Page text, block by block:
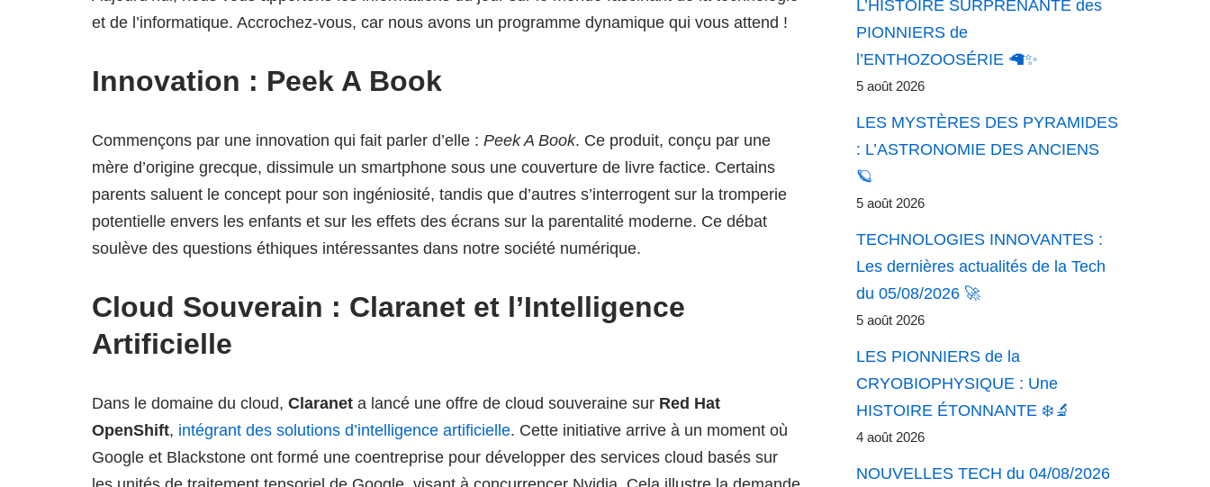
et de l’informatique. Accrochez-vous, car nous avons un programme dynamique qui vous attend !
Innovation : Peek A Book
Commençons par une innovation qui fait parler d’elle : Peek A Book. Ce produit, conçu par une
mère d’origine grecque, dissimule un smartphone sous une couverture de livre factice. Certains
parents saluent le concept pour son ingéniosité, tandis que d’autres s’interrogent sur la tromperie
potentielle envers les enfants et sur les effets des écrans sur la parentalité moderne. Ce débat
soulève des questions éthiques intéressantes dans notre société numérique.
Cloud Souverain : Claranet et l’Intelligence
Artificielle
Dans le domaine du cloud, Claranet a lancé une offre de cloud souveraine sur Red Hat
OpenShift, intégrant des solutions d’intelligence artificielle. Cette initiative arrive à un moment où
Google et Blackstone ont formé une coentreprise pour développer des services cloud basés sur
L’HISTOIRE SURPRENANTE des
PIONNIERS de
l’ENTHOZOOSÉRIE 🦙✨
5 août 2026
LES MYSTÈRES DES PYRAMIDES
: L’ASTRONOMIE DES ANCIENS
🪐
5 août 2026
TECHNOLOGIES INNOVANTES :
Les dernières actualités de la Tech
du 05/08/2026 🚀
5 août 2026
LES PIONNIERS de la
CRYOBIOPHYSIQUE : Une
HISTOIRE ÉTONNANTE ❄️🔬
4 août 2026
NOUVELLES TECH du 04/08/2026